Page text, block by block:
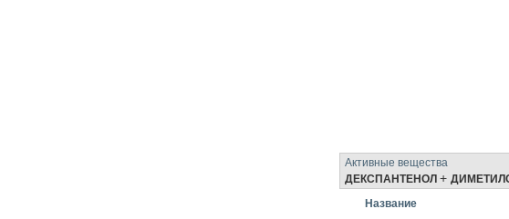
Активные вещества
ДЕКСПАНТЕНОЛ +
Название